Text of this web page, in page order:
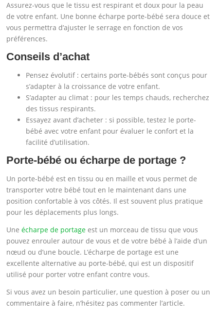
Assurez-vous que le tissu est respirant et doux pour la peau
de votre enfant. Une bonne écharpe porte-bébé sera douce et
vous permettra d’ajuster le serrage en fonction de vos
préférences.
Conseils d’achat
Pensez évolutif : certains porte-bébés sont conçus pour
s’adapter à la croissance de votre enfant.
S’adapter au climat : pour les temps chauds, recherchez
des tissus respirants.
Essayez avant d’acheter : si possible, testez le porte-
bébé avec votre enfant pour évaluer le confort et la
facilité d’utilisation.
Porte-bébé ou écharpe de portage ?
Un porte-bébé est en tissu ou en maille et vous permet de
transporter votre bébé tout en le maintenant dans une
position confortable à vos côtés. Il est souvent plus pratique
pour les déplacements plus longs.
Uneécharpe de portage est un morceau de tissu que vous
pouvez enrouler autour de vous et de votre bébé à l’aide d’un
nœud ou d’une boucle. L’écharpe de portage est une
excellente alternative au porte-bébé, qui est un dispositif
utilisé pour porter votre enfant contre vous.
Si vous avez un besoin particulier, une question à poser ou un
commentaire à faire, n’hésitez pas commenter l’article.